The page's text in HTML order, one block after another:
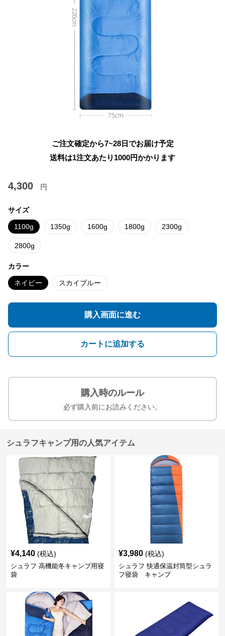
ご注文確定から7~28日でお届け予定
送料は1注文あたり 1000円かかります
4,300 円
サイズ
1100g 1350g 1600g 1800g 2300g
2800g
カラー
ネイビー スカイブルー
購入画面に進む
カートに追加する
購入時のルール
必ず購入前にお読みください。
シュラフキャンプ用の人気アイテム
¥4,140 (税込)
シュラフ 高機能冬キャンプ用寝
袋
¥3,980 (税込)
シュラフ 快適保温封筒型シュラ
フ寝袋 キャンプ